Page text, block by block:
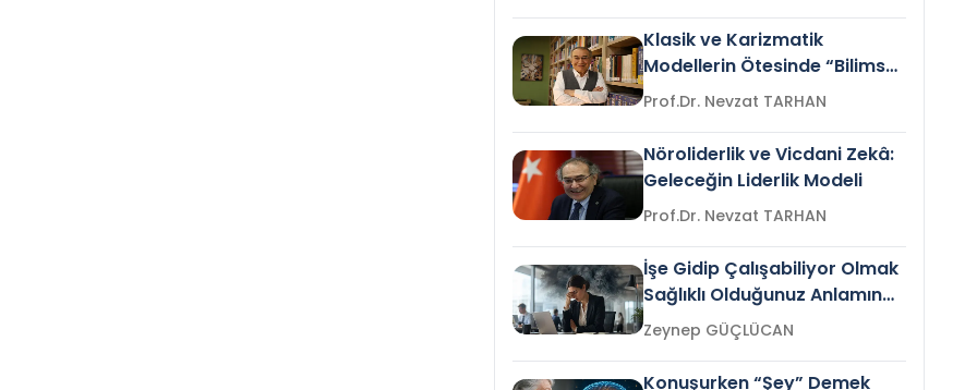
Klasik ve Karizmatik
Modellerin Ötesinde “Bilimsel
Liderlik”
Prof.Dr. Nevzat TARHAN
Nöroliderlik ve Vicdani Zekâ:
Geleceğin Liderlik Modeli
Prof.Dr. Nevzat TARHAN
İşe Gidip Çalışabiliyor Olmak
Sağlıklı Olduğunuz Anlamına
Gelir mi?Zeynep GÜÇLÜCAN
Konuşurken “Şey” Demek